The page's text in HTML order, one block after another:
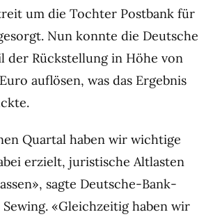
um die Tochter Postbank für
Nun konnte die Deutsche
der Rückstellung in Höhe von
auflösen, was das Ergebnis
Quartal haben wir wichtige
erzielt, juristische Altlasten
sagte Deutsche-Bank-
«Gleichzeitig haben wir